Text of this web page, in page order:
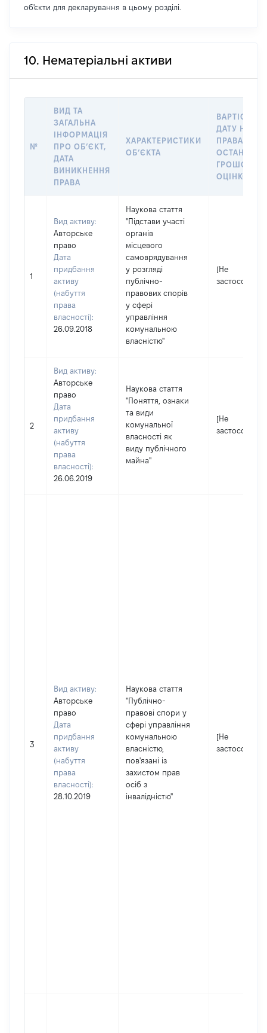
об'єкти для декларування в цьому розділі.
10. Нематеріальні активи
№
ВИД ТА
ЗАГАЛЬНА
ІНФОРМАЦІЯ
ПРО ОБʼЄКТ,
ДАТА
ВИНИКНЕННЯ
ПРАВА
ХАРАКТЕРИСТИКИ
ОБʼЄКТА
ВАРТІСТЬ
ДАТУ
ПРАВА АБО
ОЦІНКОЮ,
1
Вид активу:
Авторське
право
Дата
придбання
активу
(набуття
права
власності):
26.09.2018
Наукова стаття
"Підстави участі
органів
місцевого
самоврядування
у розгляді
публічно-
правових спорів
у сфері
управління
комунальною
власністю"
[Не
2
Вид активу:
Авторське
право
Дата
придбання
активу
(набуття
права
власності):
26.06.2019
Наукова стаття
"Поняття, ознаки
та види
комунальної
власності як
виду публічного
майна"
[Не
3
Вид активу:
Авторське
право
Дата
придбання
активу
(набуття
права
власності):
28.10.2019
Наукова стаття
"Публічно-
правові спори у
сфері управління
комунальною
власністю,
пов'язані із
захистом прав
осіб з
інвалідністю"
[Не